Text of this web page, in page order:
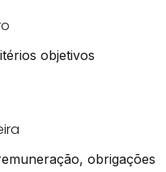
objetivos
obrigações